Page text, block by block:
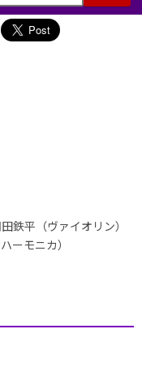
鉄平（ヴァイオリン）
ーモニカ）